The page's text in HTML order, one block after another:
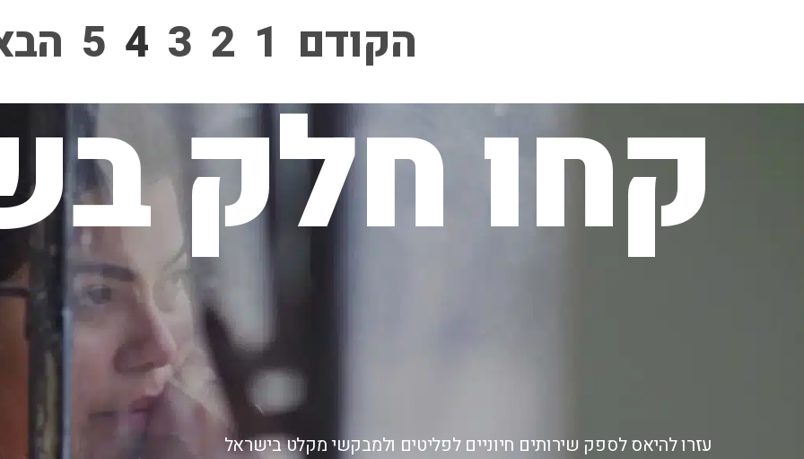
הקודם 1
2
3
4
5
קחו חלק
עזרו להיאס לספק שירותים חיוניים לפליטים ולמבקשי מקלט בישראל